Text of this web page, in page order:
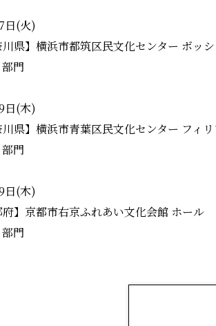
日(火)
】横浜市都筑区民文化センター ボッシ
門
日(木)
】横浜市青葉区民文化センター フィリ
門
日(木)
京都市右京ふれあい文化会館 ホール
門